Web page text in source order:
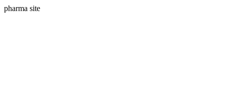
pharma site